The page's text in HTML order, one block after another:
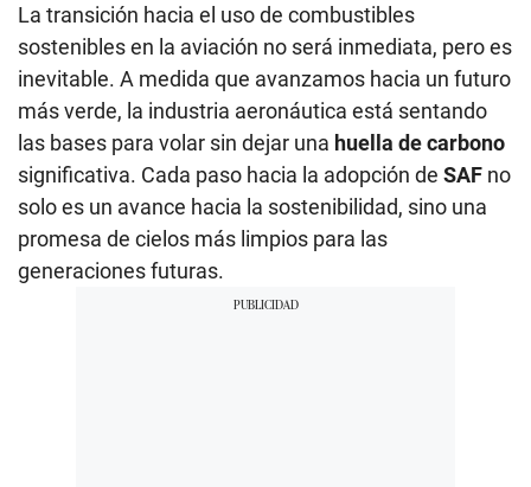
La transición hacia el uso de combustibles
sostenibles en la aviación no será inmediata, pero es
inevitable. A medida que avanzamos hacia un futuro
más verde, la industria aeronáutica está sentando
las bases para volar sin dejar una huella de carbono
significativa. Cada paso hacia la adopción de SAF no
solo es un avance hacia la sostenibilidad, sino una
promesa de cielos más limpios para las
generaciones futuras.